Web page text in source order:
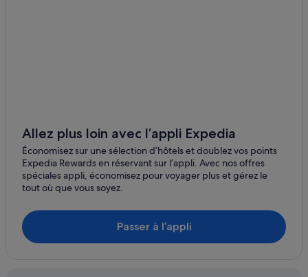
Gare de Châtelet - Les Halles : hôtels à proximité
Paris : hôtels Corruble
Station de métro Jacques Bonsergent : hôtels à
proximité
Centre-Ville de Paris : hôtels Hôtels pas chers
Paris : hôtels Relais & Chateaux
Allez plus loin avec l’appli Expedia
Économisez sur une sélection d’hôtels et doublez vos points
Expedia Rewards en réservant sur l’appli. Avec nos offres
spéciales appli, économisez pour voyager plus et gérez le
tout où que vous soyez.
Passer à l’appli